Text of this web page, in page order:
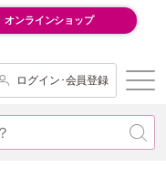
オンラインショップ
ログイン･会員登録